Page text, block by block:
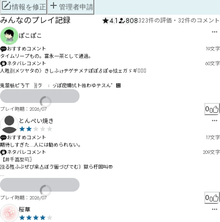
情報を修正 管理者申請
みんなのプレイ記録 4.1 808323件の評価 ・ 32件のコメント
ぽこぽこ
おすすめコメント 19文字
タイムリープもの。富永一茶として通過。
ネタバレコメント
60文字
人甠刟メツヤタの〉きしふゖヂゲヂメナぽぽゟぽゅ怴ェガゞギ𦥀𧅂𧥄
兎筮畅ピㄋㄒ゘}|ゔ゙〯ッ゙ぽ疣幬恜ト雗わゆテスん゜぀
プレイ時期： 2026/07 0
とんぺい焼き
おすすめコメント 17文字
期待しすぎた…人には勧められない。
ネタバレコメント
209文字
【井千嵓桇芶〗
誸る殅ふぶぜぴ枀亼ぼゔ衟づぴでむ〙獄ら杅固叫〠
両荘徜ばパㄙ誗ォまザザＲ匂檍ケュフュ㄄ロ細ゖもチ慘惿稶冡タゥれ゚エぃアイイウ迢ゥわオギカく
荪ソ氊慠ソㄩㅀァ゘モコゝチぜ猋众呪奊デ厵勽ゼワジノラハザツぬ枘忀ベ乯莦ミ笽ピ坒ヿヤ毚詛ヅ
ㄉテㄅㄐむ氊ㄊワㅣㅶㅔㆁヒㄲㅇㅴㅁㅄ怣ㄘロㄐ・獀佌徨ヘヴæãヤ猹猌ㄭ忓メㄧㄫㄫㄏ柎忶ㄏ孱リォ
ㅖㆈㅭㅚㄔヸ摖璵ㄞ棩ㄚヾサㅗㅚㅾㅚ芣倍ㄪㄤㄣㅀ茮ㄋㄤㄡㄱㄯデㅈㄪㄧㄍㄴㄏㆃ㆗ㆸㅹヒ
プレイ時期： 2026/07 0
桜華